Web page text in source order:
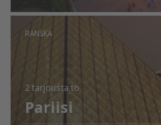
Tarkista tiedot
RANSKA
2 tarjousta to
Pariisi